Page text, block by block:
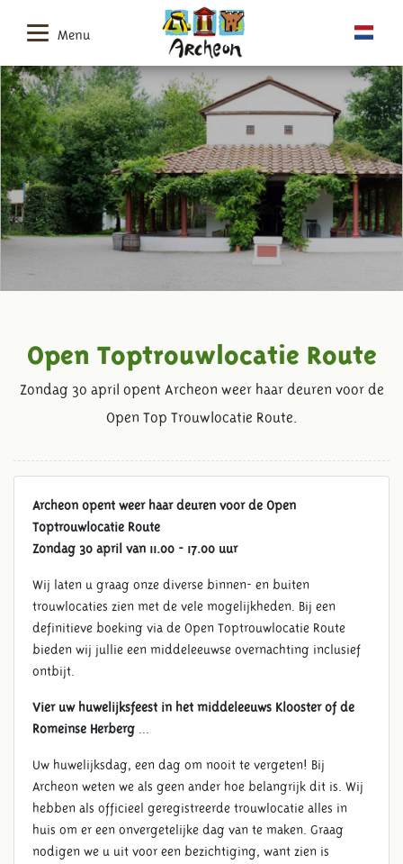
Menu
OPEN TOPTROUWLOCATIE
ROUTE
Open Toptrouwlocatie Route
Zondag 30 april opent Archeon weer haar deuren voor de
Open Top Trouwlocatie Route.
Archeon opent weer haar deuren voor de Open
Toptrouwlocatie Route
Zondag 30 april van 11.00 - 17.00 uur
Wij laten u graag onze diverse binnen- en buiten
trouwlocaties zien met de vele mogelijkheden. Bij een
definitieve boeking via de Open Toptrouwlocatie Route
bieden wij jullie een middeleeuwse overnachting inclusief
ontbijt.
Vier uw huwelijksfeest in het middeleeuws Klooster of de
Romeinse Herberg
Uw huwelijksdag, een dag om nooit te vergeten! Bij
Archeon weten we als geen ander hoe belangrijk dit is. Wij
hebben als officieel geregistreerde trouwlocatie alles in
huis om er een onvergetelijke dag van te maken. Graag
nodigen we u uit voor een bezichtiging, want zien is